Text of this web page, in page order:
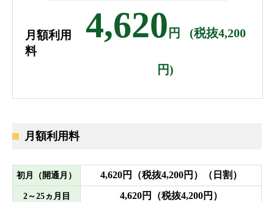
月額利用
料
4,620 円 (税抜4,200
円)
月額利用料
初月（開通月） 4,620円（税抜4,200円）（日割）
2～25ヵ月目 4,620円（税抜4,200円）